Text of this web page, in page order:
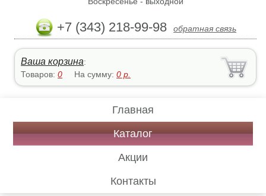
+7 (343) 218-99-98 обратная связь
Ваша корзина:
Товаров:0 На сумму:0 р.
Главная
Каталог
Акции
Контакты